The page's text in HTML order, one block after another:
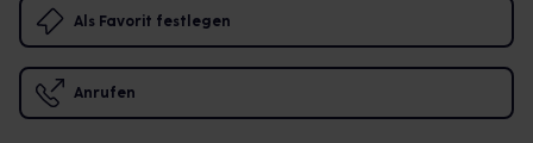
Als Favorit festlegen
Anrufen